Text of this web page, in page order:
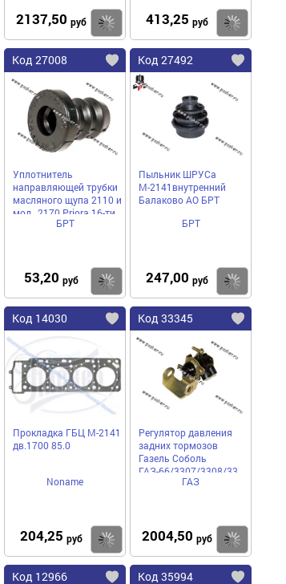
2137,50 руб Купить
413,25 руб
Код 27008
Уплотнитель
направляющей трубки
масляного щупа 2110 и
мод., 2170 Priora 16-ти
кл Балаково АО БРТ
БРТ
53,20 руб Купить
Код 27492
Пыльник ШРУСа
М-2141внутренний
Балаково АО БРТ
БРТ
247,00 руб
Код 14030
Прокладка ГБЦ М-2141
дв.1700 85.0
Noname
204,25 руб Купить
Код 33345
Регулятор давления
задних тормозов
Газель Соболь
ГАЗ-66/3307/3308/3309
/2141-3535010-10
ГАЗ
2004,50 руб
Код 12966 Код 35994